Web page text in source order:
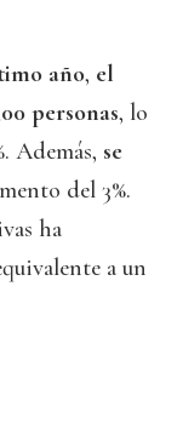
año, el
personas, lo
Además, se
del 3%.
ha
a un